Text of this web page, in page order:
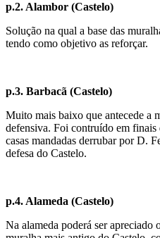
p.2. Alambor (Castelo)
Solução na qual a base das
tendo como objetivo as reforçar.
p.3. Barbacã (Castelo)
Muito mais baixo que antecede a
defensiva. Foi contruído em
casas mandadas derrubar por D.
defesa do Castelo.
p.4. Alameda (Castelo)
Na alameda poderá ser apreciado